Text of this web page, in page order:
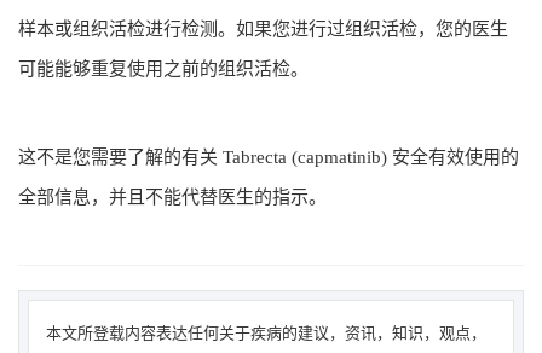
样本或组织活检进行检测。如果您进行过组织活检，您的医生
可能能够重复使用之前的组织活检。
这不是您需要了解的有关 Tabrecta (capmatinib) 安全有效使用的
全部信息，并且不能代替医生的指示。
本文所登载内容表达任何关于疾病的建议，资讯，知识，观点，